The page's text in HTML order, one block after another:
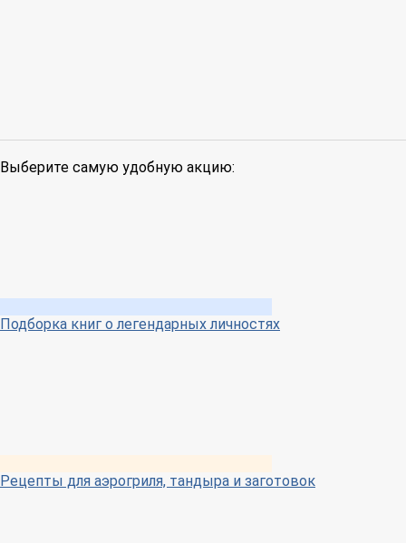
Выберите самую удобную акцию:
Подборка книг о легендарных личностях
Рецепты для аэрогриля, тандыра и заготовок